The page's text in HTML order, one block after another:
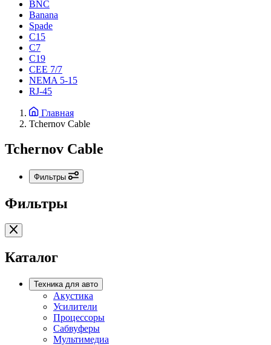
BNC
Banana
Spade
C15
С7
C19
CEE 7/7
NEMA 5-15
RJ-45
Главная
Tchernov Cable
Tchernov Cable
Фильтры
Фильтры
Каталог
Техника для авто
Акустика
Усилители
Процессоры
Сабвуферы
Мультимедиа